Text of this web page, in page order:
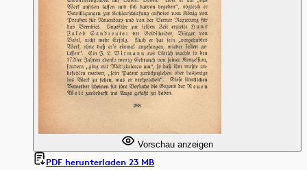
Vorschau anzeigen
PDF herunterladen 23 MB